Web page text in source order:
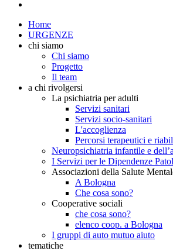
Home
URGENZE
chi siamo
Chi siamo
Progetto
Il team
a chi rivolgersi
La psichiatria per adulti
Servizi sanitari
Servizi socio-sanitari
L'accoglienza
Percorsi terapeutici e
Neuropsichiatria infantile e
I Servizi per le Dipendenze
Associazioni della Salute
A Bologna
Che cosa sono?
Cooperative sociali
che cosa sono?
elenco coop. a Bologna
I gruppi di auto mutuo aiuto
tematiche